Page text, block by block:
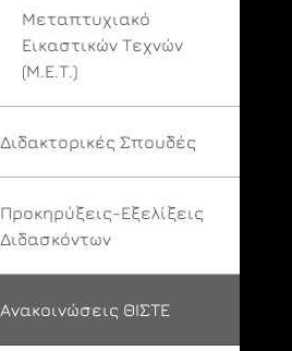
Μεταπτυχιακό
Εικαστικών Τεχνών
(Μ.Ε.Τ.)
Διδακτορικές Σπουδές
Προκηρύξεις-Εξελίξεις
Διδασκόντων
Ανακοινώσεις ΘΙΣΤΕ